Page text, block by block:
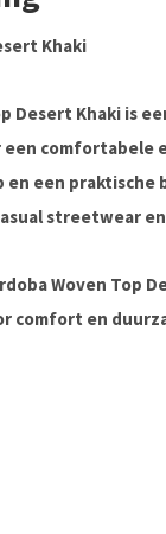
Khaki
Desert Khaki is
een comfortabele
en een praktische
streetwear
Woven Top
comfort en